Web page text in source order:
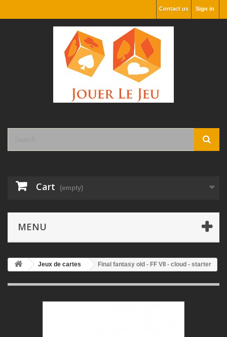
Sign in
Contact us
Cart (empty)
MENU
Jeux de cartes Final fantasy old - FF VII - cloud - starter